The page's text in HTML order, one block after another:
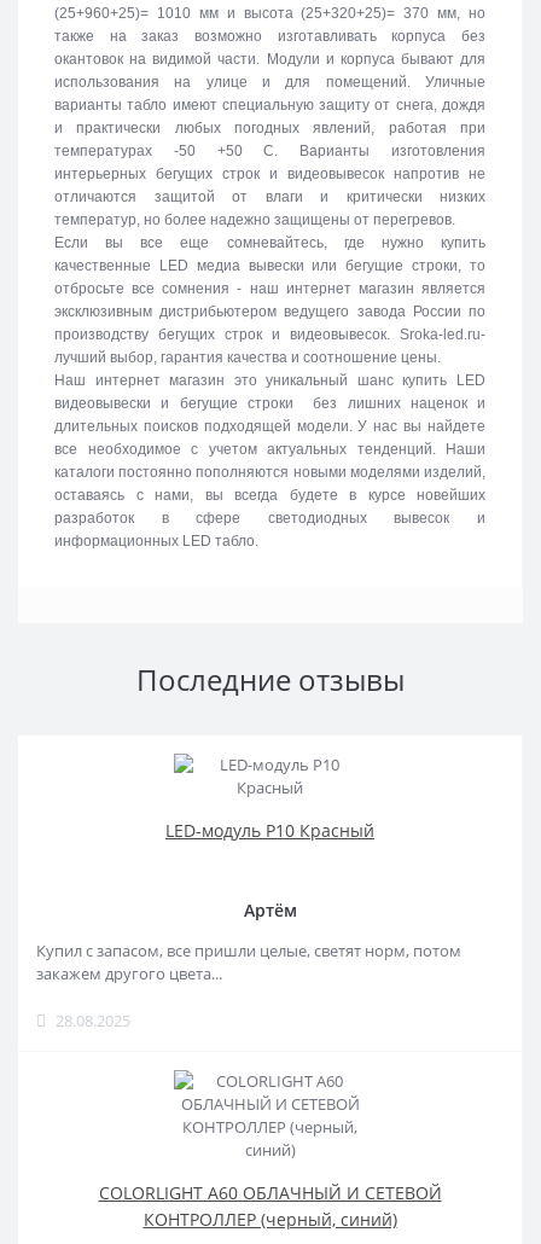
(25+960+25)= 1010 мм и высота (25+320+25)= 370 мм, но
также на заказ возможно изготавливать корпуса без
окантовок на видимой части. Модули и корпуса бывают для
использования на улице и для помещений. Уличные
варианты табло имеют специальную защиту от снега, дождя
и практически любых погодных явлений, работая при
температурах -50 +50 C. Варианты изготовления
интерьерных бегущих строк и видеовывесок напротив не
отличаются защитой от влаги и критически низких
температур, но более надежно защищены от перегревов.
Если вы все еще сомневайтесь, где нужно купить
качественные LED медиа вывески или бегущие строки, то
отбросьте все сомнения - наш интернет магазин является
эксклюзивным дистрибьютером ведущего завода России по
производству бегущих строк и видеовывесок. Sroka-led.ru-
лучший выбор, гарантия качества и соотношение цены.
Наш интернет магазин это уникальный шанс купить LED
видеовывески и бегущие строки без лишних наценок и
длительных поисков подходящей модели. У нас вы найдете
все необходимое с учетом актуальных тенденций. Наши
каталоги постоянно пополняются новыми моделями изделий,
оставаясь с нами, вы всегда будете в курсе новейших
разработок в сфере светодиодных вывесок и
информационных LED табло.
Последние отзывы
LED-модуль P10 Красный
Артём
Купил с запасом, все пришли целые, светят норм, потом
закажем другого цвета...
28.08.2025
COLORLIGHT A60 ОБЛАЧНЫЙ И СЕТЕВОЙ
КОНТРОЛЛЕР (черный, синий)